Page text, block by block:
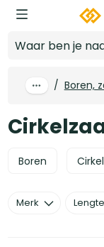
Ga naar
/ Boren,
Boren
Merk Lengte